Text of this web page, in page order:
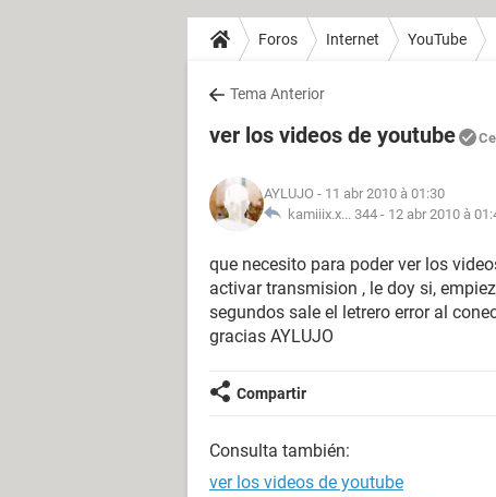
Foros Internet YouTube
Tema Anterior
ver los videos de youtube
AYLUJO - 11 abr 2010 à 01:30
kamiiix.x... 344 - 12 abr 2010 à
que necesito para poder ver los
activar transmision , le doy si,
segundos sale el letrero error al
gracias AYLUJO
Compartir
Consulta también:
ver los videos de youtube